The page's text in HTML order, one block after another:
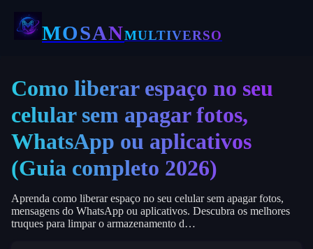
MOSANMULTIVERSO
Como liberar espaço no seu
celular sem apagar fotos,
WhatsApp ou aplicativos
(Guia completo 2026)
Aprenda como liberar espaço no seu celular sem apagar fotos,
mensagens do WhatsApp ou aplicativos. Descubra os melhores
truques para limpar o armazenamento d…